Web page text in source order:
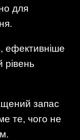
для
ефективніше
рівень
запас
те, чого не